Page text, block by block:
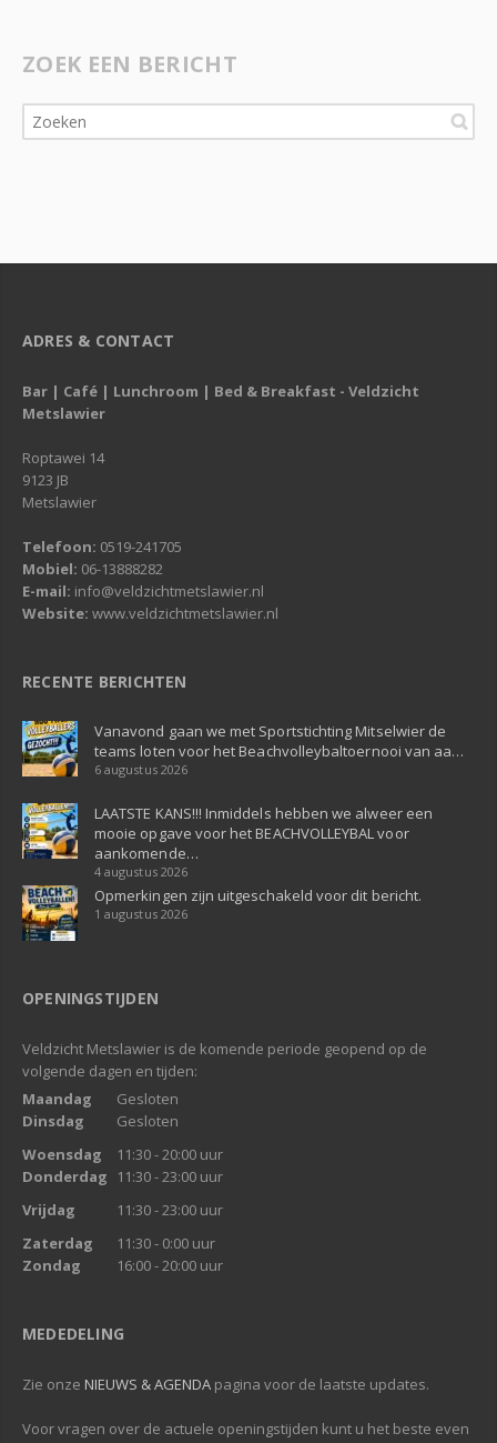
ZOEK EEN BERICHT
ADRES & CONTACT
Bar | Café | Lunchroom | Bed & Breakfast - Veldzicht
Metslawier
Roptawei 14
9123 JB
Metslawier
Telefoon: 0519-241705
Mobiel: 06-13888282
E-mail: info@veldzichtmetslawier.nl
Website: www.veldzichtmetslawier.nl
RECENTE BERICHTEN
Vanavond gaan we met Sportstichting Mitselwier de
teams loten voor het Beachvolleybaltoernooi van aa…
6 augustus 2026
LAATSTE KANS!!! Inmiddels hebben we alweer een
mooie opgave voor het BEACHVOLLEYBAL voor
aankomende…
4 augustus 2026
Opmerkingen zijn uitgeschakeld voor dit bericht.
1 augustus 2026
OPENINGSTIJDEN
Veldzicht Metslawier is de komende periode geopend op de
volgende dagen en tijden:
Maandag
Gesloten
Dinsdag
Gesloten
Woensdag
11:30 - 20:00 uur
Donderdag
11:30 - 23:00 uur
Vrijdag
11:30 - 23:00 uur
Zaterdag
11:30 - 0:00 uur
Zondag
16:00 - 20:00 uur
MEDEDELING
Zie onze NIEUWS & AGENDA pagina voor de laatste updates.
Voor vragen over de actuele openingstijden kunt u het beste even